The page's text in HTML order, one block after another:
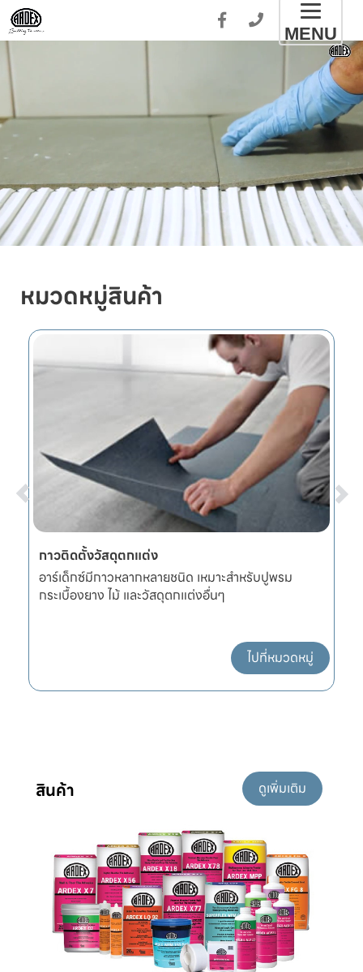
MENU
หมวดหมู่สินค้า
กาวติดตั้งวัสดุตกแต่ง
อาร์เด็กซ์มีกาวหลากหลายชนิด เหมาะสำหรับปูพรม
กระเบื้องยาง ไม้ และวัสดุตกแต่งอื่นๆ
ไปที่หมวดหมู่
สินค้า ดูเพิ่มเติม